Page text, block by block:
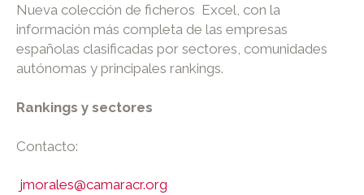
Nueva colección de ficheros Excel, con la
información más completa de las empresas
españolas clasificadas por sectores, comunidades
autónomas y principales rankings.
Rankings y sectores
Contacto:
jmorales@camaracr.org